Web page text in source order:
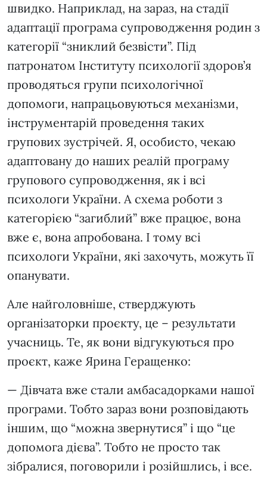
швидко. Наприклад, на зараз, на стадії
адаптації програма супроводження родин з
категорії “зниклий безвісти”. Під
патронатом Інституту психології здоров’я
проводяться групи психологічної
допомоги, напрацьовуються механізми,
інструментарій проведення таких
групових зустрічей. Я, особисто, чекаю
адаптовану до наших реалій програму
групового супроводження, як і всі
психологи України. А схема роботи з
категорією “загиблий” вже працює, вона
вже є, вона апробована. І тому всі
психологи України, які захочуть, можуть її
опанувати.
Але найголовніше, стверджують
організаторки проєкту, це – результати
учасниць. Те, як вони відгукуються про
проєкт, каже Ярина Геращенко:
— Дівчата вже стали амбасадорками нашої
програми. Тобто зараз вони розповідають
іншим, що “можна звернутися” і що “це
допомога дієва”. Тобто не просто так
зібралися, поговорили і розійшлись, і все.